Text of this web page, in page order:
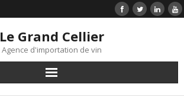
Le Grand Cellier
Agence d'importation de vin